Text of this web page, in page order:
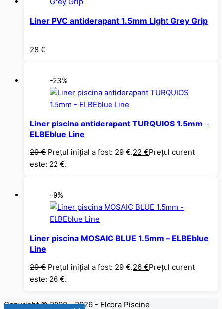
Liner PVC antiderapant 1.5mm Light Grey Grip
28 €
-23%
Liner piscina antiderapant TURQUIOS 1.5mm –
ELBEblue Line
29€ Prețul inițial a fost: 29 €.22 €Prețul curent
este: 22 €.
-9%
Liner piscina MOSAIC BLUE 1.5mm – ELBEblue
Line
29€ Prețul inițial a fost: 29 €.26 €Prețul curent
este: 26 €.
Copyright © 2008 - 2026 - Elcora Piscine